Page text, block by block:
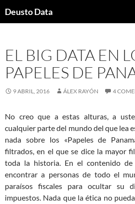
Deusto Data
EL BIG DATA EN
PAPELES DE
9 ABRIL, 2016 ÁLEX RAYÓN 4
No creo que a estas alturas, a
cualquier parte del mundo del que lea
nada sobre los «Papeles de
filtrados, en el que se dice la mayor
toda la historia. En el contenido de
encontrar a personas de todo el
paraísos fiscales para ocultar su
impuestos. Nada que la ética no